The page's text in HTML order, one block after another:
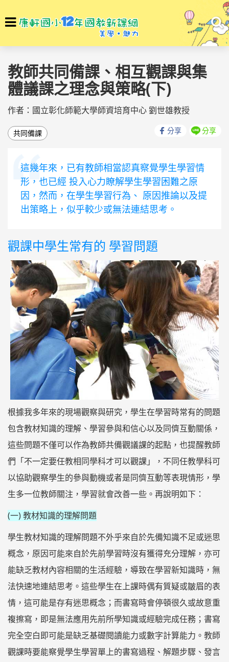
選
教師共同備課、相互觀課與集
體議課之理念與策略(下)
作者：國立彰化師範大學師資培育中心 劉世雄教授
分享 分享
共同備課
這幾年來，已有教師相當認真察覺學生學習情
形，也已經 投入心力瞭解學生學習困難之原
因，然而，在學生學習行為、 原因推論以及提
出策略上，似乎較少或無法連結思考。
觀課中學生常有的 學習問題
根據我多年來的現場觀察與研究，學生在學習時常有的問題
包含教材知識的理解、學習參與和信心以及同儕互動關係，
這些問題不僅可以作為教師共備觀議課的起點，也提醒教師
們「不一定要任教相同學科才可以觀課」，不同任教學科可
以協助觀察學生的參與動機或者是同儕互動等表現情形，學
生多一位教師關注，學習就會改善一些。再說明如下：
(一) 教材知識的理解問題
學生教材知識的理解問題不外乎來自於先備知識不足或迷思
概念，原因可能來自於先前學習時沒有獲得充分理解，亦可
能缺乏教材內容相關的生活經驗，導致在學習新知識時，無
法快速地連結思考。這些學生在上課時偶有質疑或皺眉的表
情，這可能是存有迷思概念；而書寫時會停頓很久或故意重
複擦寫，即是無法應用先前所學知識或經驗完成任務；書寫
完全空白即可能是缺乏基礎閱讀能力或數字計算能力。教師
觀課時要能察覺學生學習單上的書寫過程、解題步驟、發言